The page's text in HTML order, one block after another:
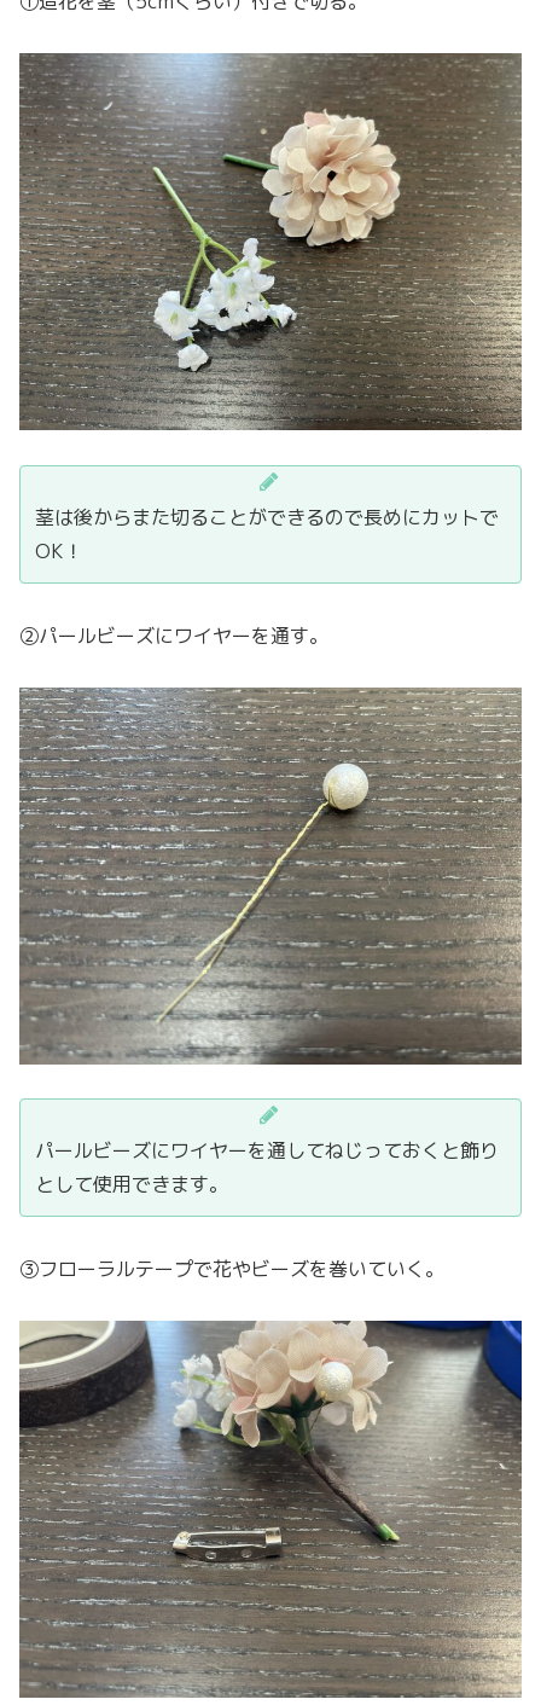
茎は後からまた切ることができるので長めにカットで
OK！
②パールビーズにワイヤーを通す。
パールビーズにワイヤーを通してねじっておくと飾り
として使用できます。
③フローラルテープで花やビーズを巻いていく。